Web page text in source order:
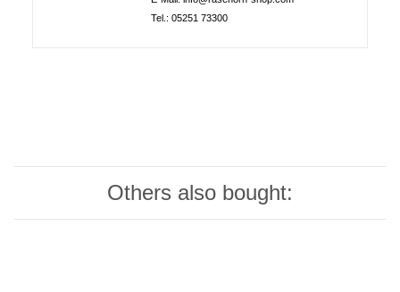
Tel.: 05251 73300
Others also bought: